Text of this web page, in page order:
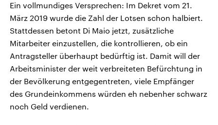
Ein vollmundiges Versprechen: Im Dekret vom 21.
März 2019 wurde die Zahl der Lotsen schon halbiert.
Stattdessen betont Di Maio jetzt, zusätzliche
Mitarbeiter einzustellen, die kontrollieren, ob ein
Antragsteller überhaupt bedürftig ist. Damit will der
Arbeitsminister der weit verbreiteten Befürchtung in
der Bevölkerung entgegentreten, viele Empfänger
des Grundeinkommens würden eh nebenher schwarz
noch Geld verdienen.